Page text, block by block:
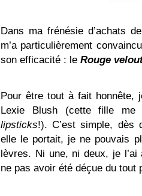
Dans ma frénésie d’achats
m’a particulièrement
son efficacité : le Rouge
Pour être tout à fait honnête,
Lexie Blush (cette fille
lipsticks!). C’est simple, dès
elle le portait, je ne pouvais
lèvres. Ni une, ni deux, je l’ai
ne pas avoir été déçue du tout